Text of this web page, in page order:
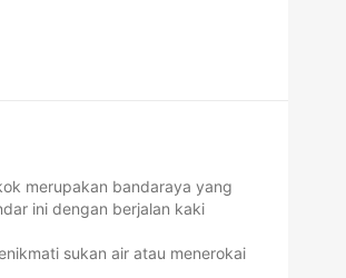
merupakan bandaraya yang
ini dengan berjalan kaki
sukan air atau menerokai